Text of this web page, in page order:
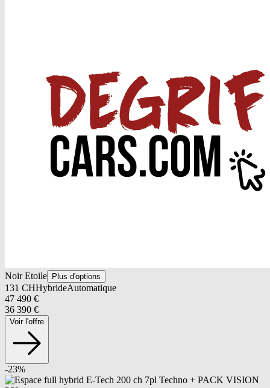
Noir Etoile Plus d'options
131 CHHybrideAutomatique
47 490 €
36 390 €
Voir l'offre
-23%